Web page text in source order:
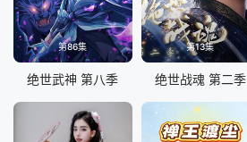
第86集
绝世武神 第八季
第13集
绝世战魂 第二季